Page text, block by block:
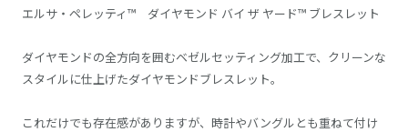
エルサ・ペレッティ™ ダイヤモンド バイ ザ ヤード™ ブレスレット
ダイヤモンドの全方向を囲むベゼルセッティング加工で、クリーンな
スタイルに仕上げたダイヤモンドブレスレット。
これだけでも存在感がありますが、時計やバングルとも重ねて付け